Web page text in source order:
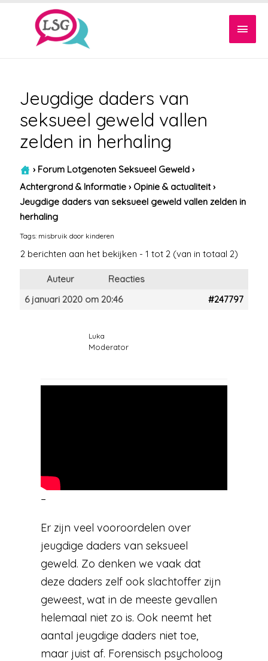
Jeugdige daders van
seksueel geweld vallen
zelden in herhaling
› Forum Lotgenoten Seksueel Geweld ›
Achtergrond & Informatie › Opinie & actualiteit ›
Jeugdige daders van seksueel geweld vallen zelden in
herhaling
Tags: misbruik door kinderen
2 berichten aan het bekijken - 1 tot 2 (van in totaal 2)
Auteur
Reacties
6 januari 2020 om 20:46
#247797
Luka
Moderator
–
Er zijn veel vooroordelen over
jeugdige daders van seksueel
geweld. Zo denken we vaak dat
deze daders zelf ook slachtoffer zijn
geweest, wat in de meeste gevallen
helemaal niet zo is. Ook neemt het
aantal jeugdige daders niet toe,
maar juist af. Forensisch psycholoog